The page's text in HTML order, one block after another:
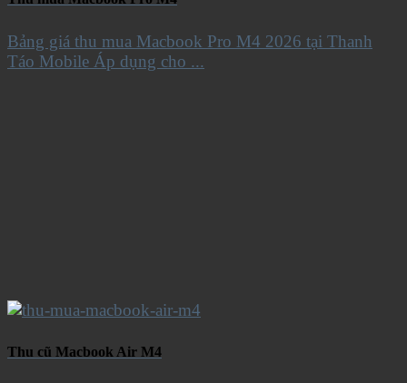
Bảng giá thu mua Macbook Pro M4 2026 tại Thanh
Táo Mobile Áp dụng cho ...
Thu cũ Macbook Air M4